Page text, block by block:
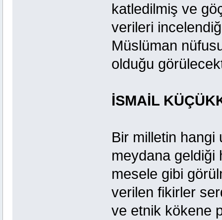
katledilmiş ve
verileri
Müslüman
olduğu
İSMAİL
Bir milletin hangi
meydana geldiği
mesele gibi
verilen fikirler
ve etnik kökene